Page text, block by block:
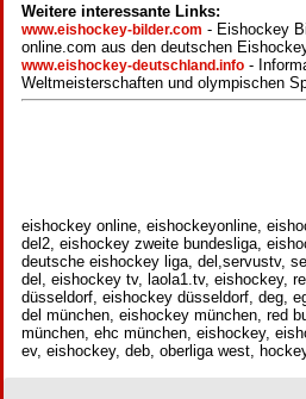
Weitere interessante Links:
www.eishockey-bilder.com - Eishockey
online.com aus den deutschen
www.eishockey-deutschland.info -
Weltmeisterschaften und olympischen
eishockey online, eishockeyonline,
del2, eishockey zweite bundesliga,
deutsche eishockey liga, del,servustv,
del, eishockey tv, laola1.tv, eishockey,
düsseldorf, eishockey düsseldorf, deg,
del münchen, eishockey münchen, red
münchen, ehc münchen, eishockey,
ev, eishockey, deb, oberliga west,